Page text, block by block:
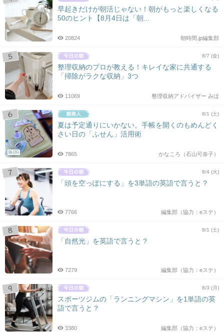
早起きだけが朝活じゃない！朝がもっと楽しくなる
50のヒント【8月4日は「朝...
朝時間.jp編集部
20824
8/7 (金)
整理収納のプロが教える！キレイな家に共通する
「掃除がラクな収納」3つ
整理収納アドバイザー みほ
11069
BLOG
8/1 (土)
夏は予定通りにいかない。手帳を開くのもめんどく
さい日の「ふせん」活用術
かなころ（石山可奈子）
7865
8/4 (火)
「頭を空っぽにする」を3単語の英語で言うと？
編集部（協力：eステ）
7766
8/1 (土)
「自然光」を英語で言うと？
編集部（協力：eステ）
7279
8/3 (月)
スポーツジムの「ランニングマシン」を1単語の英
語で言うと？
編集部（協力：eステ）
3380